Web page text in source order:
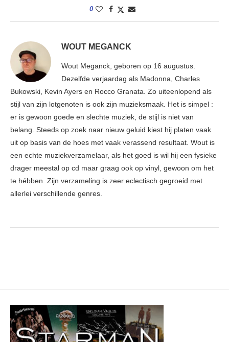
0
WOUT MEGANCK
Wout Meganck, geboren op 16 augustus.
Dezelfde verjaardag als Madonna, Charles
Bukowski, Kevin Ayers en Rocco Granata. Zo uiteenlopend als
stijl van zijn lotgenoten is ook zijn muzieksmaak. Het is simpel :
er is gewoon goede en slechte muziek, de stijl is niet van
belang. Steeds op zoek naar nieuw geluid kiest hij platen vaak
uit op basis van de hoes met vaak verassend resultaat. Wout is
een echte muziekverzamelaar, als het goed is wil hij een fysieke
drager meestal op cd maar graag ook op vinyl, gewoon om het
te hébben. Zijn verzameling is zeer eclectisch gegroeid met
allerlei verschillende genres.